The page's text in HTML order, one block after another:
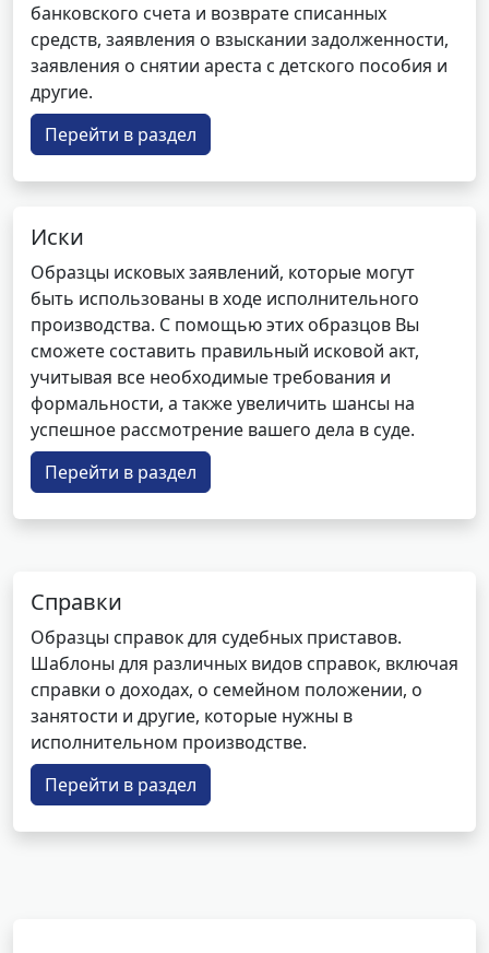
банковского счета и возврате списанных
средств, заявления о взыскании задолженности,
заявления о снятии ареста с детского пособия и
другие.
Перейти в раздел
Иски
Образцы исковых заявлений, которые могут
быть использованы в ходе исполнительного
производства. С помощью этих образцов Вы
сможете составить правильный исковой акт,
учитывая все необходимые требования и
формальности, а также увеличить шансы на
успешное рассмотрение вашего дела в суде.
Перейти в раздел
Справки
Образцы справок для судебных приставов.
Шаблоны для различных видов справок, включая
справки о доходах, о семейном положении, о
занятости и другие, которые нужны в
исполнительном производстве.
Перейти в раздел